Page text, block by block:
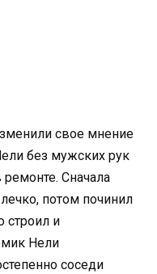
свое мнение
без мужских рук
Сначала
потом починил
строил и
Нели
соседи